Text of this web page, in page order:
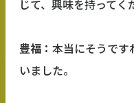
じて、興味を持ってく
豊福： 本当にそうです
いました。